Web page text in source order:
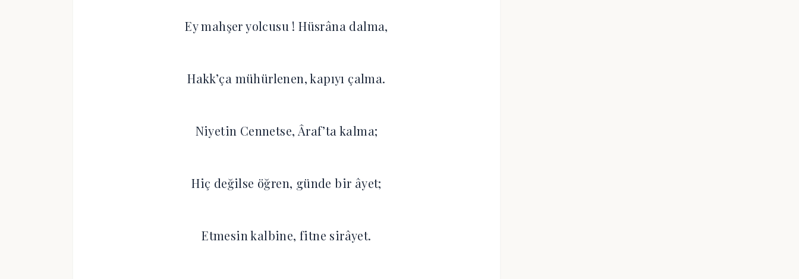
Ey mahşer yolcusu ! Hüsrâna dalma,
Hakk’ça mühürlenen, kapıyı çalma.
Niyetin Cennetse, Âraf’ta kalma;
Hiç değilse öğren, günde bir âyet;
Etmesin kalbine, fitne sirâyet.